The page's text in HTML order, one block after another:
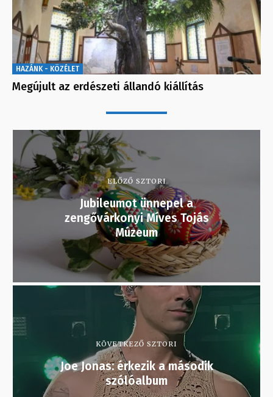
HAZÁNK - KÖZÉLET
Megújult az erdészeti állandó kiállítás
ELŐZŐ SZTORI
Jubileumot ünnepel a
zengővárkonyi Míves Tojás
Múzeum
KÖVETKEZŐ SZTORI
Joe Jonas: érkezik a második
szólóalbum